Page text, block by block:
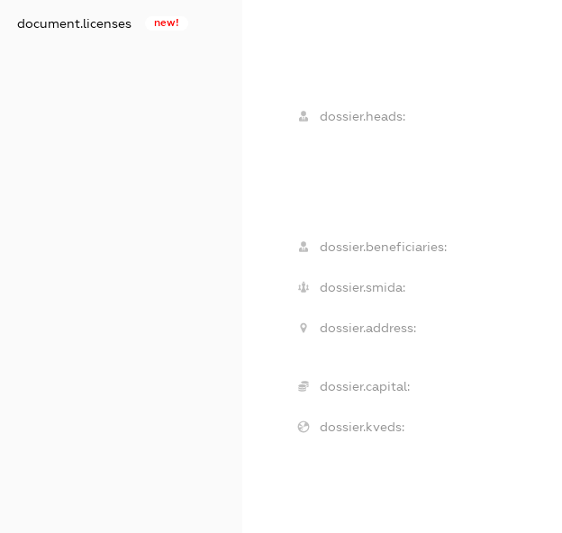
document.licenses new!
dossier.heads:
dossier.beneficiaries:
dossier.smida:
dossier.address:
dossier.capital:
dossier.kveds: